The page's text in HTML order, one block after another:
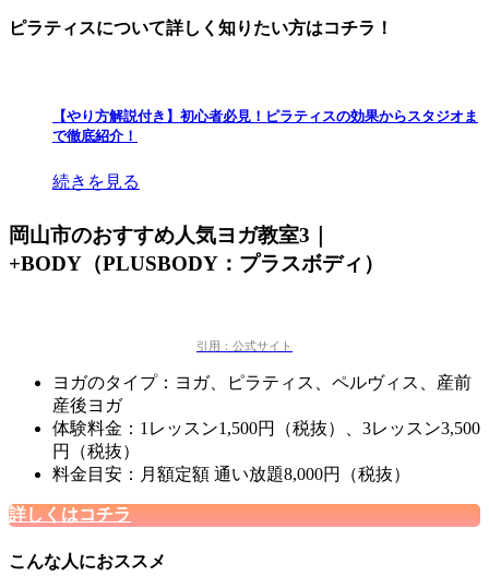
ピラティスについて詳しく知りたい方はコチラ！
【やり方解説付き】初心者必見！ピラティスの効果からスタジオま
で徹底紹介！
続きを見る
岡山市のおすすめ人気ヨガ教室3｜
+BODY（PLUSBODY：プラスボディ）
引用：公式サイト
ヨガのタイプ：ヨガ、ピラティス、ペルヴィス、産前
産後ヨガ
体験料金：1レッスン1,500円（税抜）、3レッスン3,500
円（税抜）
料金目安：月額定額 通い放題8,000円（税抜）
詳しくはコチラ
こんな人におススメ